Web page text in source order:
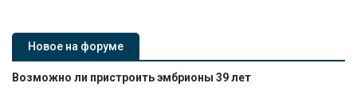
Новое на форуме
Возможно ли пристроить эмбрионы 39 лет